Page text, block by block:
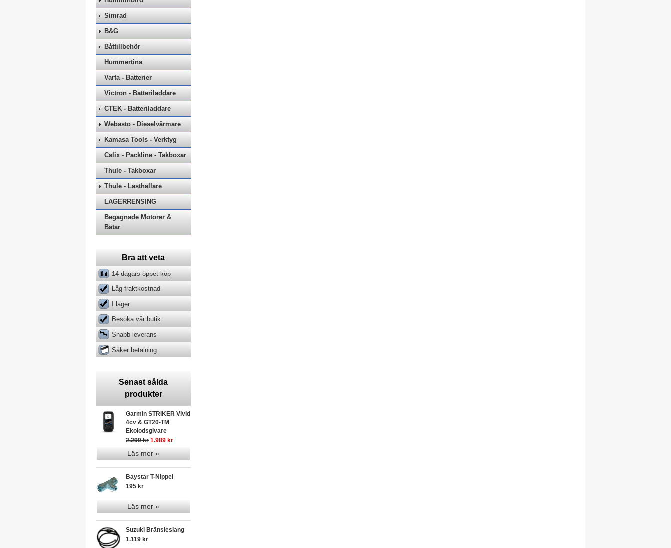
Simrad
B&G
Båttillbehör
Hummertina
Varta - Batterier
Victron - Batteriladdare
CTEK - Batteriladdare
Webasto - Dieselvärmare
Kamasa Tools - Verktyg
Calix - Packline - Takboxar
Thule - Takboxar
Thule - Lasthållare
LAGERRENSING
Begagnade Motorer &
Båtar
Bra att veta
14 dagars öppet köp
Låg fraktkostnad
I lager
Besöka vår butik
Snabb leverans
Säker betalning
Senast sålda
produkter
Garmin STRIKER Vivid
4cv & GT20-TM
Ekolodsgivare
2.299 kr 1.989 kr
Läs mer »
Baystar T-Nippel
195 kr
Läs mer »
Suzuki Bränsleslang
1.119 kr